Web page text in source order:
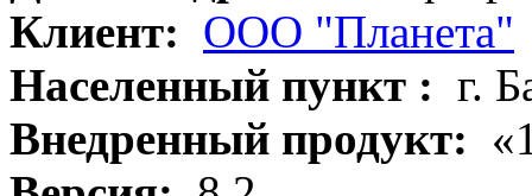
Клиент: ООО "Планета"
Населенный пункт : г.
Внедренный продукт: